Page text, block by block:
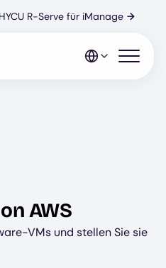
R-Serve für iManage →
Mobiles
AWS
VMs und stellen Sie sie